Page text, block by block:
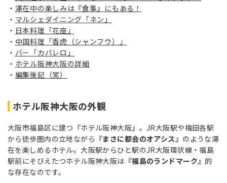
滞在中の楽しみは『食事』にもある！
マルシェダイニング「ネン」
日本料理「花座」
中国料理「香虎（シャンフウ）」
バー「カバレロ」
ホテル阪神大阪の詳細
編集後記（笑）
ホテル阪神大阪の外観
大阪市福島区に建つ『ホテル阪神大阪』。JR大阪駅や梅田各駅
から徒歩圏内の立地ながら 『まさに都会のオアシス』 のような滞
在を楽しめるホテル。大阪駅からひと駅のJR大阪環状線・福島
駅前にそびえたつホテル阪神大阪は 『福島のランドマーク』 的
な存在なのです。